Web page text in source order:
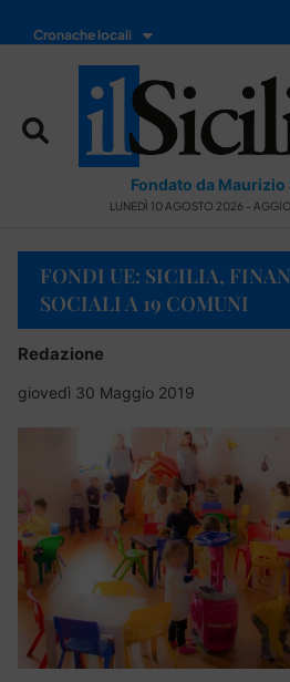
Cronache locali
Fondato da Maurizio
LUNEDÌ 10 AGOSTO 2026 -
FONDI UE: SICILIA,
SOCIALI A 19 COMUNI
Redazione
giovedì 30 Maggio 2019